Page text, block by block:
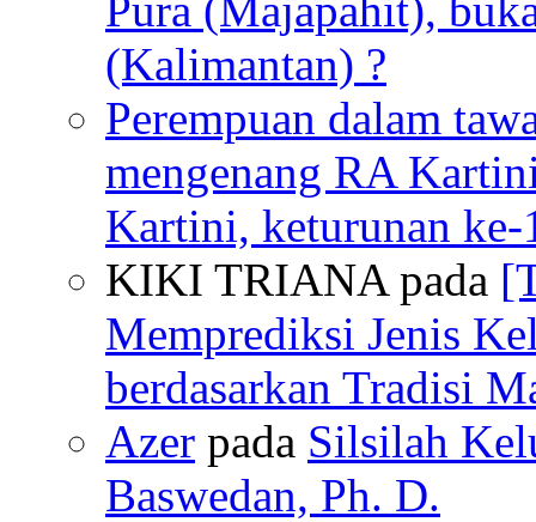
(Kalimantan) ?
Perempuan dalam
mengenang RA
Kartini, keturunan
KIKI TRIANA pada
Memprediksi Jenis
berdasarkan Tradisi
Azer pada Silsilah
Baswedan, Ph. D.